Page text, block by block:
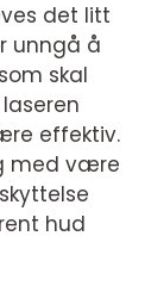
det litt
unngå å
skal
effektiv.
med være
hud